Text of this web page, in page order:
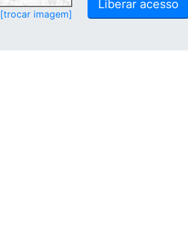
[trocar imagem]